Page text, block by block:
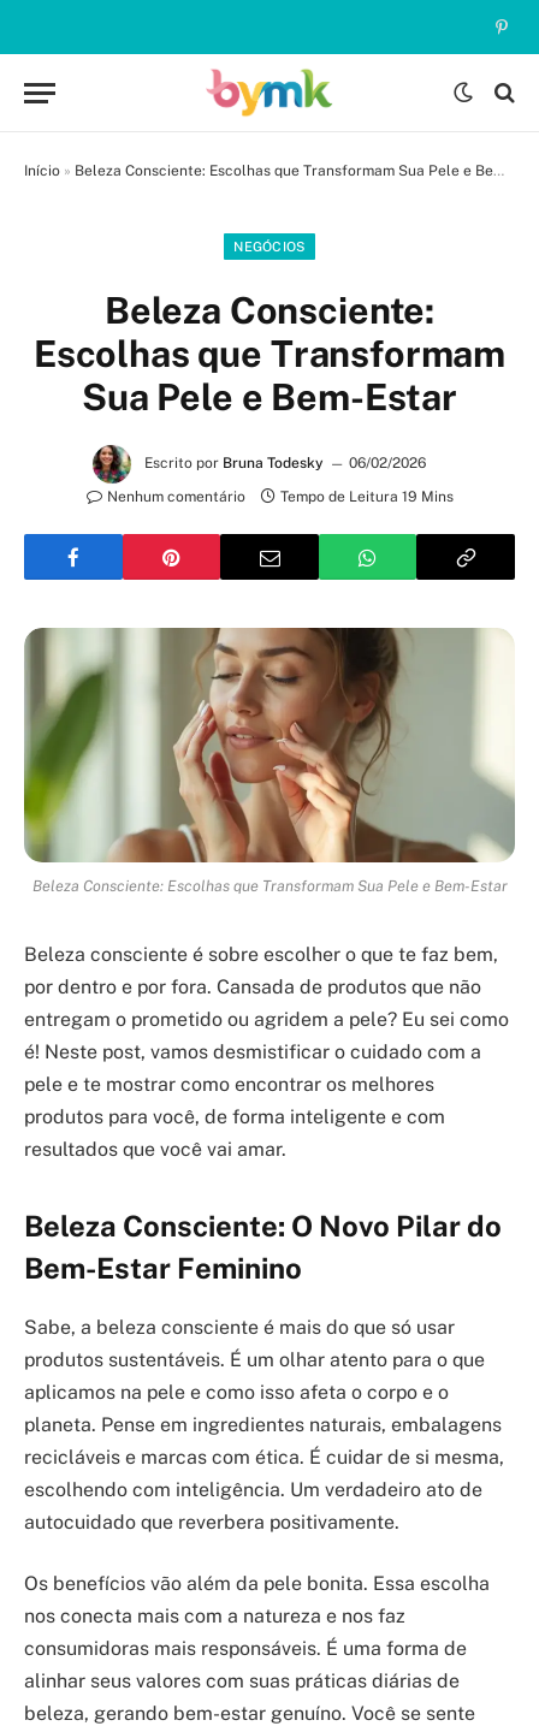
Início » Beleza Consciente: Escolhas que Transformam Sua Pele e Bem-Estar
NEGÓCIOS
Beleza Consciente:
Escolhas que Transformam
Sua Pele e Bem-Estar
Escrito por Bruna Todesky
06/02/2026
Nenhum comentário
Tempo de Leitura 19 Mins
Beleza Consciente: Escolhas que Transformam Sua Pele e Bem-Estar
Beleza consciente é sobre escolher o que te faz bem,
por dentro e por fora. Cansada de produtos que não
entregam o prometido ou agridem a pele? Eu sei como
é! Neste post, vamos desmistificar o cuidado com a
pele e te mostrar como encontrar os melhores
produtos para você, de forma inteligente e com
resultados que você vai amar.
Beleza Consciente: O Novo Pilar do
Bem-Estar Feminino
Sabe, a beleza consciente é mais do que só usar
produtos sustentáveis. É um olhar atento para o que
aplicamos na pele e como isso afeta o corpo e o
planeta. Pense em ingredientes naturais, embalagens
recicláveis e marcas com ética. É cuidar de si mesma,
escolhendo com inteligência. Um verdadeiro ato de
autocuidado que reverbera positivamente.
Os benefícios vão além da pele bonita. Essa escolha
nos conecta mais com a natureza e nos faz
consumidoras mais responsáveis. É uma forma de
alinhar seus valores com suas práticas diárias de
beleza, gerando bem-estar genuíno. Você se sente